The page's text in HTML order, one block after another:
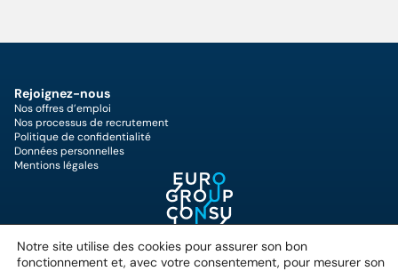
25 Quai du Président Paul
Doumer,
Rejoignez-nous
Nos offres d’emploi
Nos processus de recrutement
Politique de confidentialité
Données personnelles
Mentions légales
Notre site utilise des cookies pour assurer son bon
fonctionnement et, avec votre consentement, pour mesurer son